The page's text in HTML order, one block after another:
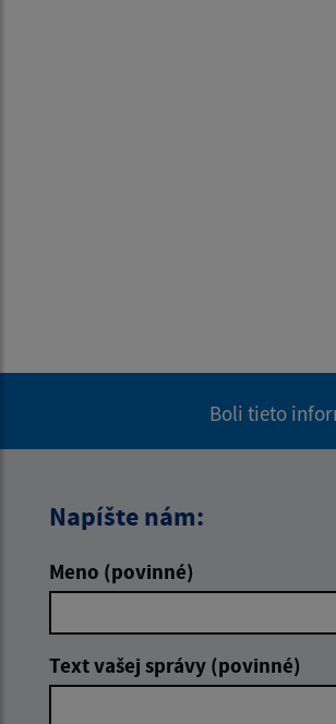
Boli tieto
Napíšte nám:
Meno (povinné)
Text vašej správy (povinné)